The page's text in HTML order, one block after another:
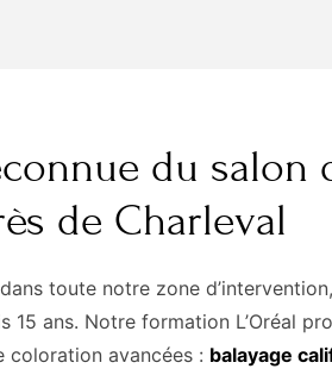
du
de Charleval
toute notre zone
15 ans. Notre formation L’Oréal
coloration avancées : balayage